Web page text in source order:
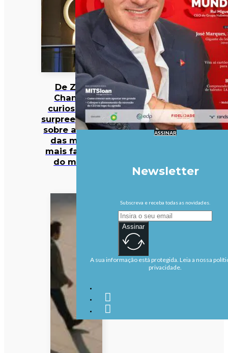
De Zara a
Chanel: 12
curiosidades
surpreendentes
sobre algumas
das marcas
mais famosas
do mundo
ASSINAR
Newsletter
Subscreva e receba todas as novidades.
Assinar
A sua informação está protegida. Leia a nossa
privacidade.